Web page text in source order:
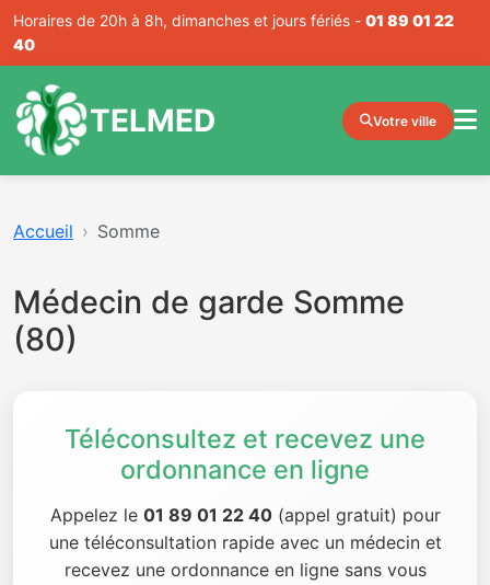
Horaires de 20h à 8h, dimanches et jours fériés - 01 89 01 22
40
TELMED Votre ville
Accueil Somme
Médecin de garde Somme
(80)
Téléconsultez et recevez une
ordonnance en ligne
Appelez le 01 89 01 22 40(appel gratuit) pour
une téléconsultation rapide avec un médecin et
recevez une ordonnance en ligne sans vous